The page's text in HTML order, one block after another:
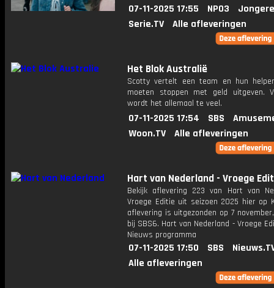
07-11-2025 17:55 NPO3
Serie.TV
Alle afleveringen
Het Blok Australië
Scotty vertelt een team en hun
moeten stoppen met geld uitgeven.
wordt het allemaal te veel.
07-11-2025 17:54 SBS
Woon.TV
Alle afleveringen
Hart van Nederland - Vroege
Bekijk aflevering 223 van Hart van
Vroege Editie uit seizoen 2025 hier op
aflevering is uitgezonden op 7
bij SBS6. Hart van Nederland - Vroege
Nieuws programma
07-11-2025 17:50 SBS
Alle afleveringen